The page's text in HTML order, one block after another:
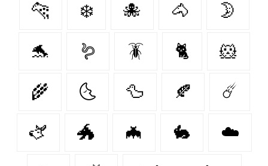
🐆 ❄️ 🐙 🐴 🌛
🐬 🪱 🪳 🐈 🐹
🌾 🌜 🦆 🍂 ☄️
🫏 🐲 🦇 🐇 ☁️